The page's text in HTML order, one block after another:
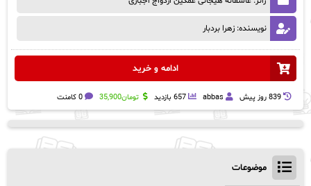
نویسنده: زهرا بردبار
ادامه و خرید
839 روز پيش abbas 657 بازدید تومان35,900 0 کامنت
موضوعات